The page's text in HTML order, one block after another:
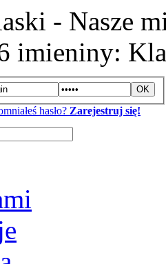
- Nasze
imieniny:
hasło? Zarejestruj się!